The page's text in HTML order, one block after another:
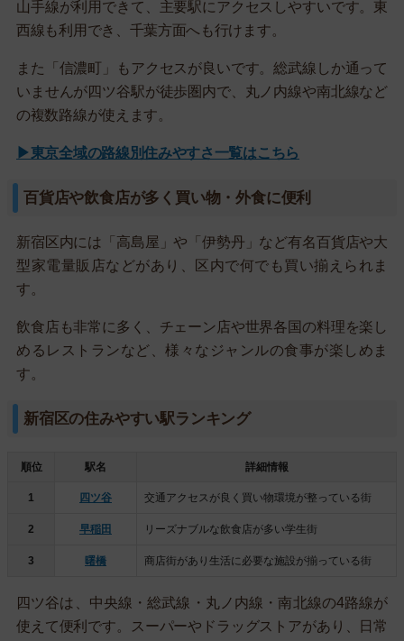
山手線が利用できて、主要駅にアクセスしやすいです。東
西線も利用でき、千葉方面へも行けます。
また「信濃町」もアクセスが良いです。総武線しか通って
いませんが四ツ谷駅が徒歩圏内で、丸ノ内線や南北線など
の複数路線が使えます。
▶東京全域の路線別住みやすさ一覧はこちら
百貨店や飲食店が多く買い物・外食に便利
新宿区内には「高島屋」や「伊勢丹」など有名百貨店や大
型家電量販店などがあり、区内で何でも買い揃えられま
す。
飲食店も非常に多く、チェーン店や世界各国の料理を楽し
めるレストランなど、様々なジャンルの食事が楽しめま
す。
新宿区の住みやすい駅ランキング
順位 駅名 詳細情報
1 四ツ谷 交通アクセスが良く買い物環境が整っている街
2 早稲田 リーズナブルな飲食店が多い学生街
3 曙橋 商店街があり生活に必要な施設が揃っている街
四ツ谷は、中央線・総武線・丸ノ内線・南北線の4路線が
使えて便利です。スーパーやドラッグストアがあり、日常